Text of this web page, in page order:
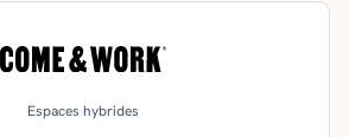
Espaces hybrides